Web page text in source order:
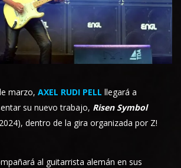
marzo, AXEL RUDI PELL llegará a
su nuevo trabajo, Risen Symbol
dentro de la gira organizada por Z!
al guitarrista alemán en sus